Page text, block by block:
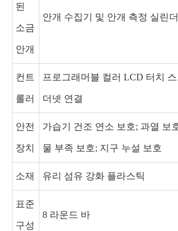
된
소금
안개
안개 수집기 및 안개 측정 실린더
컨트
롤러
프로그래머블 컬러 LCD 터치 스
더넷 연결
안전
장치
가습기 건조 연소 보호; 과열 보
물 부족 보호; 지구 누설 보호
소재 유리 섬유 강화 플라스틱
표준
구성
8 라운드 바